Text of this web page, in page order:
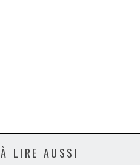
À LIRE AUSSI